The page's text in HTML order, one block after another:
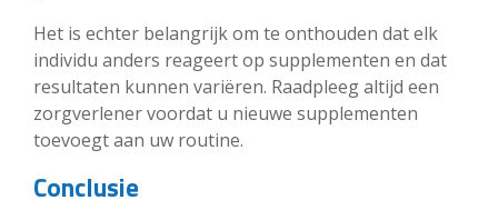
Het is echter belangrijk om te onthouden dat elk
individu anders reageert op supplementen en dat
resultaten kunnen variëren. Raadpleeg altijd een
zorgverlener voordat u nieuwe supplementen
toevoegt aan uw routine.
Conclusie